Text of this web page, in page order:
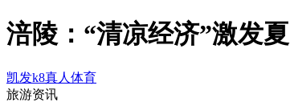
涪陵：“清凉经济”激发
凯发k8真人体育
旅游资讯